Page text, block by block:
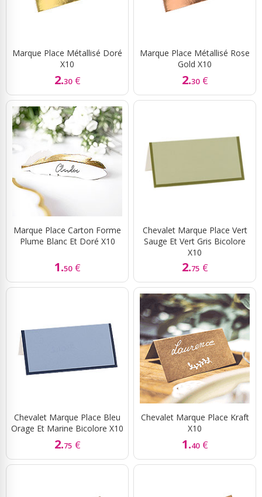
Marque Place Métallisé Doré
X10
2.30 €
Marque Place Métallisé Rose
Gold X10
2.30 €
Marque Place Carton Forme
Plume Blanc Et Doré X10
1.50 €
Chevalet Marque Place Vert
Sauge Et Vert Gris Bicolore
X10
2.75 €
Chevalet Marque Place Bleu
Orage Et Marine Bicolore X10
2.75 €
Chevalet Marque Place Kraft
X10
1.40 €